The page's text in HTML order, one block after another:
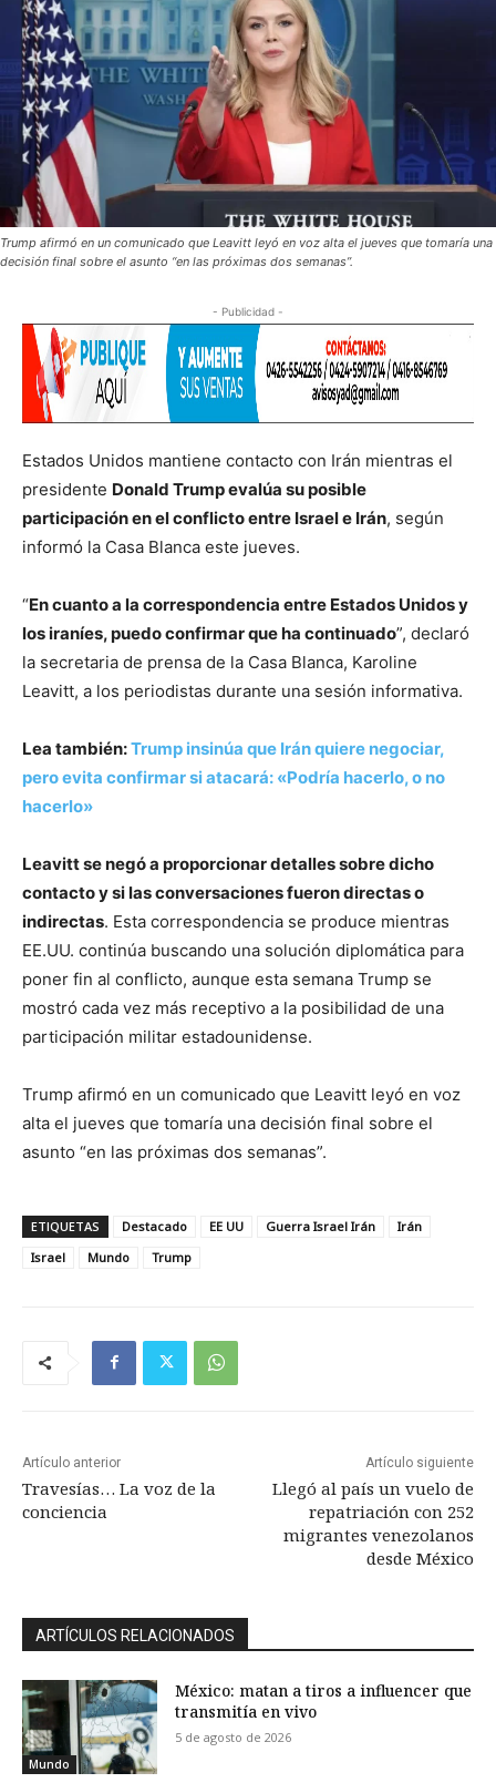
Trump afirmó en un comunicado que Leavitt leyó en voz alta el jueves que tomaría una
decisión final sobre el asunto “en las próximas dos semanas”.
- Publicidad -
Estados Unidos mantiene contacto con Irán mientras el
presidente Donald Trump evalúa su posible
participación en el conflicto entre Israel e Irán, según
informó la Casa Blanca este jueves.
“En cuanto a la correspondencia entre Estados Unidos y
los iraníes, puedo confirmar que ha continuado”, declaró
la secretaria de prensa de la Casa Blanca, Karoline
Leavitt, a los periodistas durante una sesión informativa.
Lea también:Trump insinúa que Irán quiere negociar,
pero evita confirmar si atacará: «Podría hacerlo, o no
hacerlo»
Leavitt se negó a proporcionar detalles sobre dicho
contacto y si las conversaciones fueron directas o
indirectas. Esta correspondencia se produce mientras
EE.UU. continúa buscando una solución diplomática para
poner fin al conflicto, aunque esta semana Trump se
mostró cada vez más receptivo a la posibilidad de una
participación militar estadounidense.
Trump afirmó en un comunicado que Leavitt leyó en voz
alta el jueves que tomaría una decisión final sobre el
asunto “en las próximas dos semanas”.
ETIQUETAS Destacado EE UU Guerra Israel Irán
Irán
Israel
Mundo Trump
Artículo anterior
Travesías… La voz de la
conciencia
Artículo siguiente
Llegó al país un vuelo de
repatriación con 252
migrantes venezolanos
desde México
ARTÍCULOS RELACIONADOS
Mundo
México: matan a tiros a influencer que
transmitía en vivo
5 de agosto de 2026